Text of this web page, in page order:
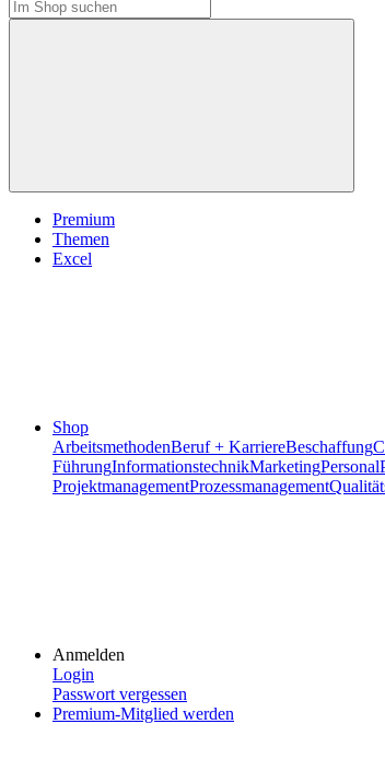
Premium
Themen
Excel
Shop
ArbeitsmethodenBeruf + KarriereBeschaffung
FührungInformationstechnikMarketingPersonal
ProjektmanagementProzessmanagement
Anmelden
Login
Passwort vergessen
Premium-Mitglied werden